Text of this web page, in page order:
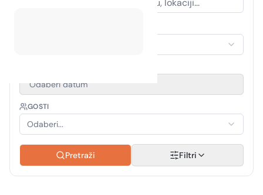
Odaberi datum
GOSTI
Odaberi...
Pretraži Filtri